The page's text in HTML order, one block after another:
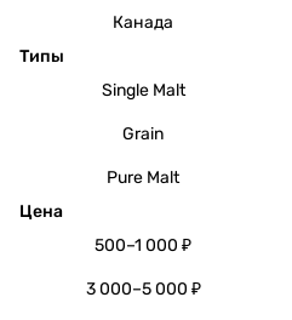
Канада
Типы
Single Malt
Grain
Pure Malt
Цена
500–1 000 ₽
3 000–5 000 ₽